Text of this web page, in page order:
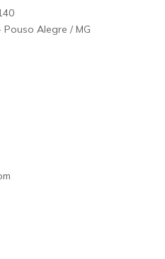
Alegre / MG